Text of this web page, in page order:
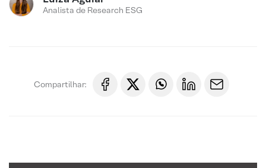
Analista de Research ESG
Compartilhar: